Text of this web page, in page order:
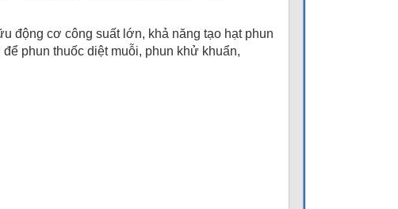
động cơ công suất lớn, khả năng tạo hạt phun
phun thuốc diệt muỗi, phun khử khuẩn,